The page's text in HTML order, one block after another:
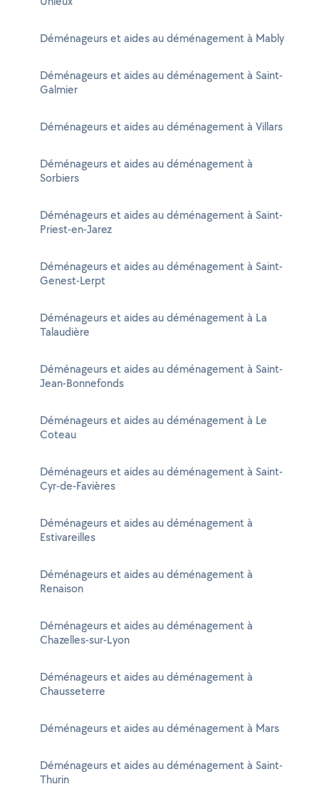
Déménageurs et aides au déménagement à Mably
Déménageurs et aides au déménagement à Saint-
Galmier
Déménageurs et aides au déménagement à Villars
Déménageurs et aides au déménagement à
Sorbiers
Déménageurs et aides au déménagement à Saint-
Priest-en-Jarez
Déménageurs et aides au déménagement à Saint-
Genest-Lerpt
Déménageurs et aides au déménagement à La
Talaudière
Déménageurs et aides au déménagement à Saint-
Jean-Bonnefonds
Déménageurs et aides au déménagement à Le
Coteau
Déménageurs et aides au déménagement à Saint-
Cyr-de-Favières
Déménageurs et aides au déménagement à
Estivareilles
Déménageurs et aides au déménagement à
Renaison
Déménageurs et aides au déménagement à
Chazelles-sur-Lyon
Déménageurs et aides au déménagement à
Chausseterre
Déménageurs et aides au déménagement à Mars
Déménageurs et aides au déménagement à Saint-
Thurin